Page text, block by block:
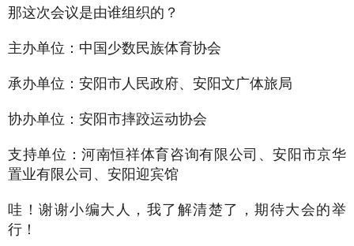
那这次会议是由谁组织的？
主办单位：中国少数民族体育协会
承办单位：安阳市人民政府、安阳文广体旅局
协办单位：安阳市摔跤运动协会
支持单位：河南恒祥体育咨询有限公司、安阳市京华
置业有限公司、安阳迎宾馆
哇！谢谢小编大人，我了解清楚了，期待大会的举
行！